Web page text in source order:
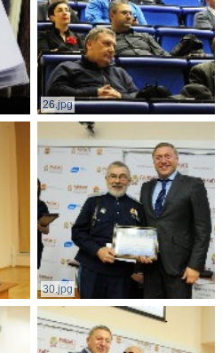
26.jpg
30.jpg